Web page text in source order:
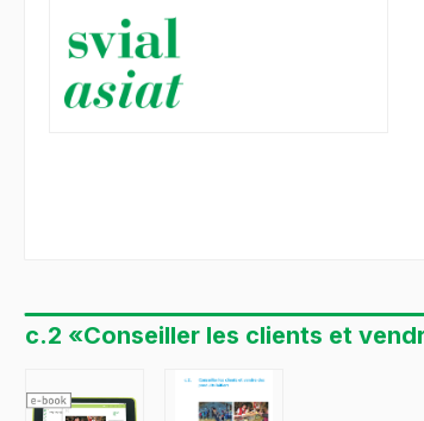
c.2 «Conseiller les clients et